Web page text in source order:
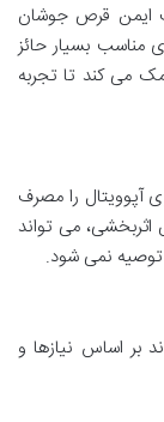
ایمن قرص جوشان
مناسب بسیار حائز
می کند تا تجربه
جوشان انرژی آپوویتال را مصرف
اثربخشی، می تواند
نمی شود.
بر اساس نیازها و